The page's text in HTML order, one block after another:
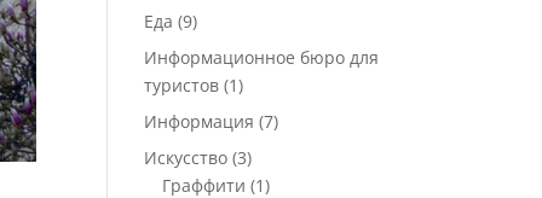
Еда (9)
Информационное бюро для
туристов (1)
Информация (7)
Искусство (3)
Граффити (1)